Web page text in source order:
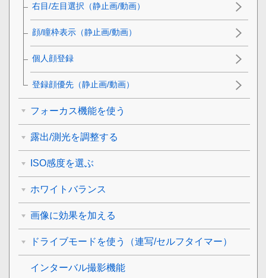
右目/左目選択 （静止画/動画）
顔/瞳枠表示 （静止画/動画）
個人顔登録
登録顔優先 （静止画/動画）
フォーカス機能を使う
露出/測光を調整する
ISO感度を選ぶ
ホワイトバランス
画像に効果を加える
ドライブモードを使う（連写/セルフタイマー）
インターバル撮影機能